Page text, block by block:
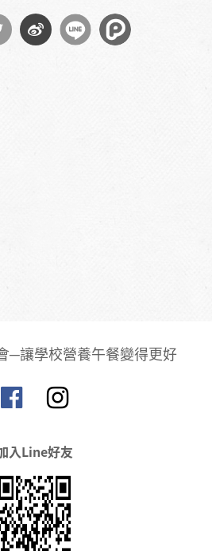
─讓學校營養午餐變得更好
入Line好友